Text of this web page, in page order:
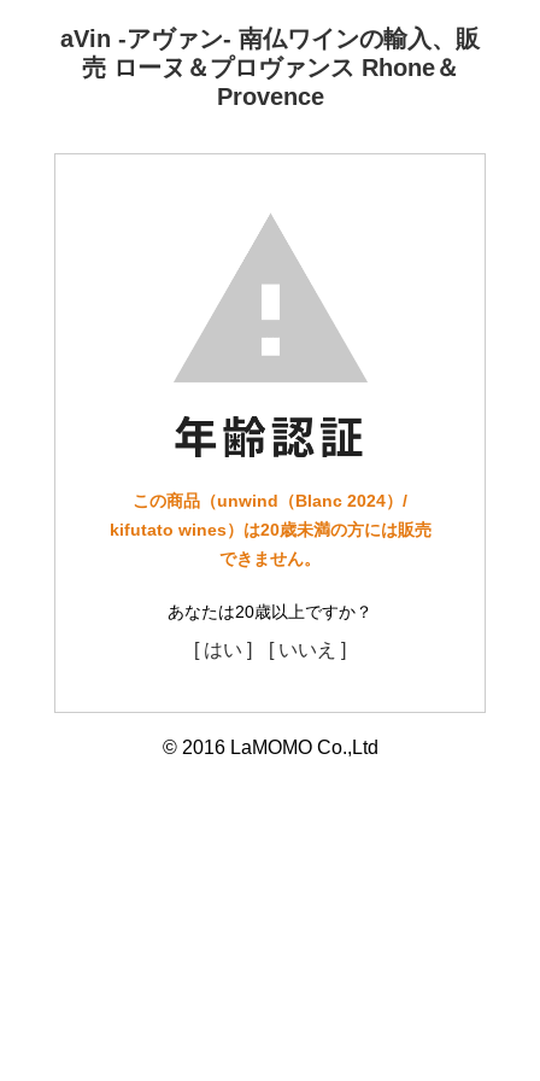
aVin -アヴァン- 南仏ワインの輸入、販
売 ローヌ＆プロヴァンス Rhone＆
Provence
この商品（unwind（Blanc 2024）/
kifutato wines）は20歳未満の方には販売
できません。
あなたは20歳以上ですか？
[ はい ] [ いいえ ]
© 2016 LaMOMO Co.,Ltd